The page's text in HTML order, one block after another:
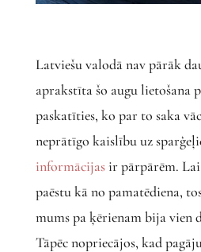
Latviešu valodā nav pārāk
aprakstīta šo augu lietošana
paskatīties, ko par to saka
neprātīgo kaislību uz
informācijasir pārpārēm.
paēstu kā no pamatēdiena,
mums pa ķērienam bija vien
Tāpēc nopriecājos, kad